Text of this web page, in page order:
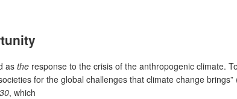
as the response to the crisis of the anthropogenic climate.
for the global challenges that climate change
, which